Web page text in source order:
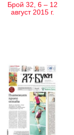
Брой 32, 6 – 12
август 2015 г.